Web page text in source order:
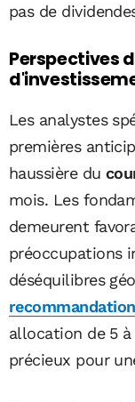
pas de
Perspectives
Les analystes
premières
haussière du
mois. Les
demeurent
préoccupations
déséquilibres
allocation de 5
précieux pour